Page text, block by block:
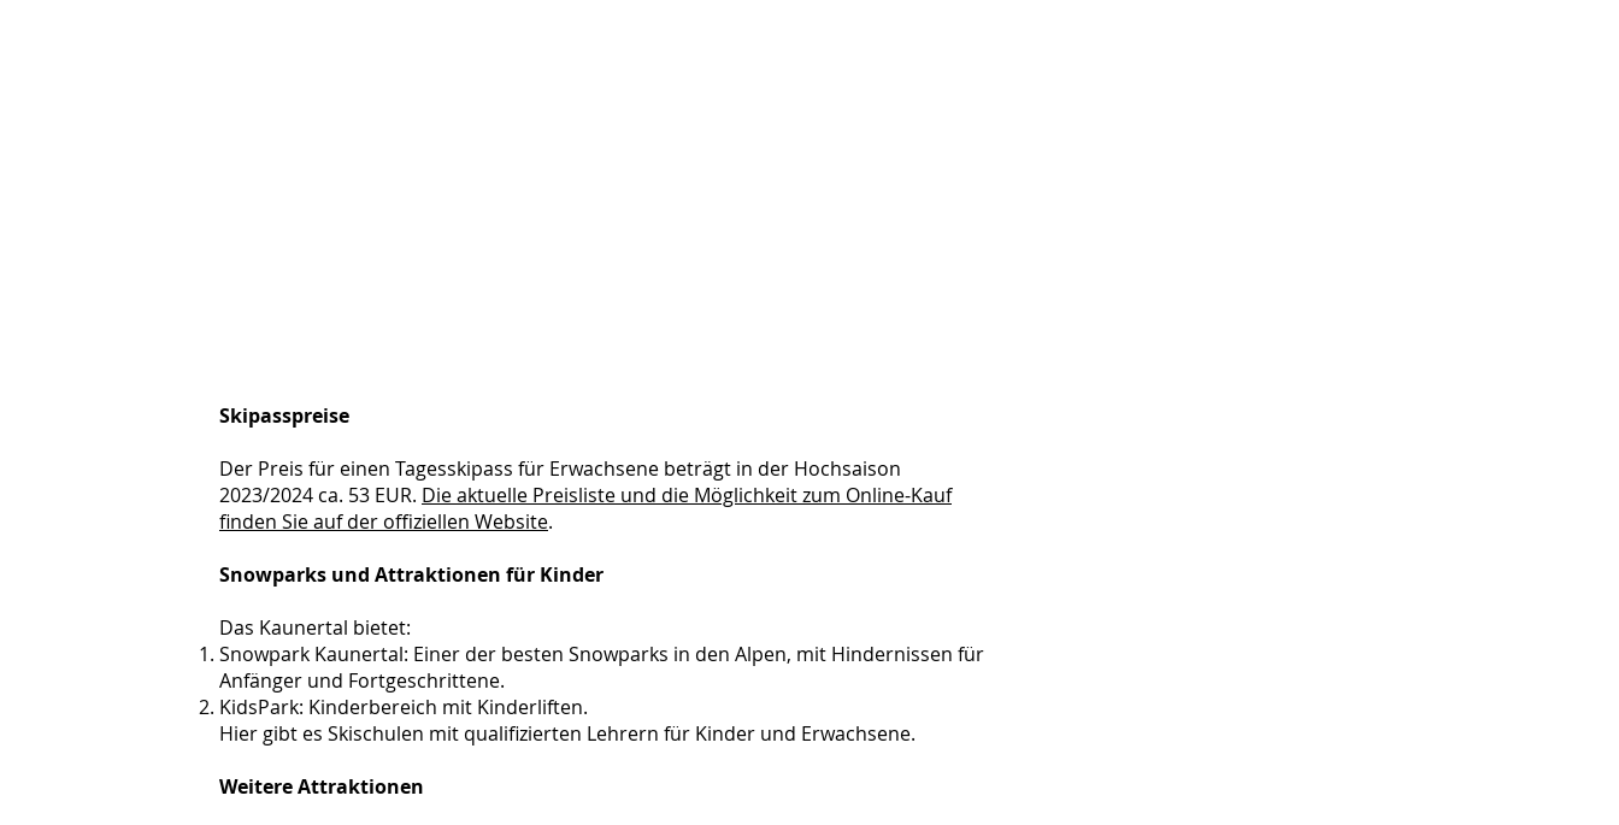
Skipasspreise
Der Preis für einen Tagesskipass für Erwachsene beträgt in der Hochsaison
2023/2024 ca. 53 EUR. Die aktuelle Preisliste und die Möglichkeit zum Online-Kauf
finden Sie auf der offiziellen Website.
Snowparks und Attraktionen für Kinder
Das Kaunertal bietet:
Snowpark Kaunertal: Einer der besten Snowparks in den Alpen, mit Hindernissen für
Anfänger und Fortgeschrittene.
KidsPark: Kinderbereich mit Kinderliften.
Hier gibt es Skischulen mit qualifizierten Lehrern für Kinder und Erwachsene.
Weitere Attraktionen